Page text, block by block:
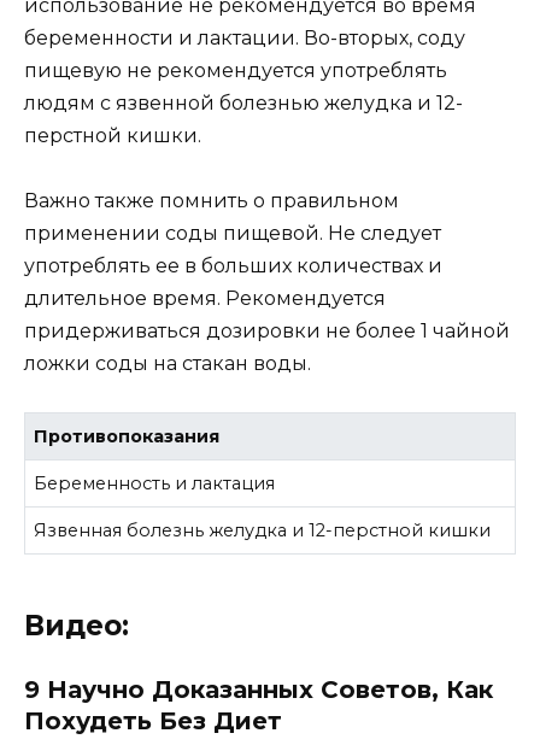
использование не рекомендуется во время
беременности и лактации. Во-вторых, соду
пищевую не рекомендуется употреблять
людям с язвенной болезнью желудка и 12-
перстной кишки.
Важно также помнить о правильном
применении соды пищевой. Не следует
употреблять ее в больших количествах и
длительное время. Рекомендуется
придерживаться дозировки не более 1 чайной
ложки соды на стакан воды.
Противопоказания
Беременность и лактация
Язвенная болезнь желудка и 12-перстной кишки
Видео:
9 Научно Доказанных Советов, Как
Похудеть Без Диет